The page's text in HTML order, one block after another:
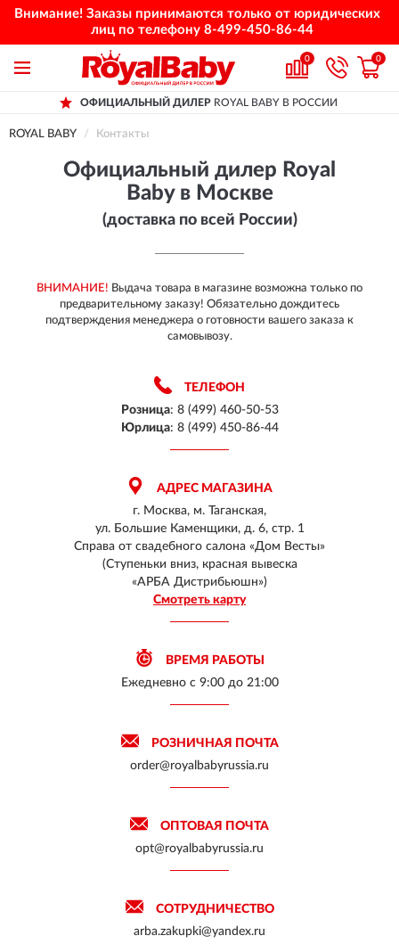
Внимание! Заказы принимаются только от юридических
лиц по телефону 8-499-450-86-44
0 0
ОФИЦИАЛЬНЫЙ ДИЛЕР ROYAL BABY В РОССИИ
ROYAL BABY Контакты
Официальный дилер Royal
Baby в Москве
(доставка по всей России)
ВНИМАНИЕ! Выдача товара в магазине возможна только по
предварительному заказу! Обязательно дождитесь
подтверждения менеджера о готовности вашего заказа к
самовывозу.
ТЕЛЕФОН
Розница: 8 (499) 460-50-53
Юрлица: 8 (499) 450-86-44
АДРЕС МАГАЗИНА
г. Москва, м. Таганская,
ул. Большие Каменщики, д. 6, стр. 1
Справа от свадебного салона «Дом Весты»
(Ступеньки вниз, красная вывеска
«АРБА Дистрибьюшн»)
Смотреть карту
ВРЕМЯ РАБОТЫ
Ежедневнос 9:00 до 21:00
РОЗНИЧНАЯ ПОЧТА
order@royalbabyrussia.ru
ОПТОВАЯ ПОЧТА
opt@royalbabyrussia.ru
СОТРУДНИЧЕСТВО
arba.zakupki@yandex.ru